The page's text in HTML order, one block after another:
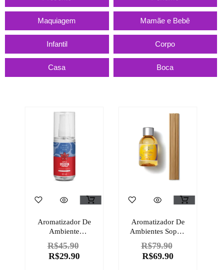
Maquiagem Mamãe e Bebê
Infantil Corpo
Casa Boca
Aromatizador De
Ambiente
Cheirinho De
Mistério No Ar
Cuide-Se Bem
R$45.90
R$29.90
Aromatizador De
Ambientes Sophie
Quasar Next
Divertida Mente 2
100ml
R$79.90
R$69.90